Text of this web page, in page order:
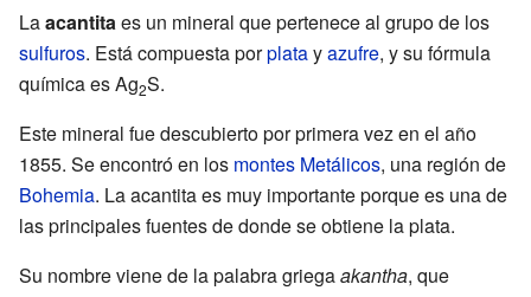
Laacantitaes un mineral que pertenece al grupo de los
sulfuros. Está compuesta porplatayazufre, y su fórmula
química es Ag2S.
Este mineral fue descubierto por primera vez en el año
1855. Se encontró en los montes Metálicos, una región de
Bohemia. La acantita es muy importante porque es una de
las principales fuentes de donde se obtiene la plata.
Su nombre viene de la palabra griegaakantha, que